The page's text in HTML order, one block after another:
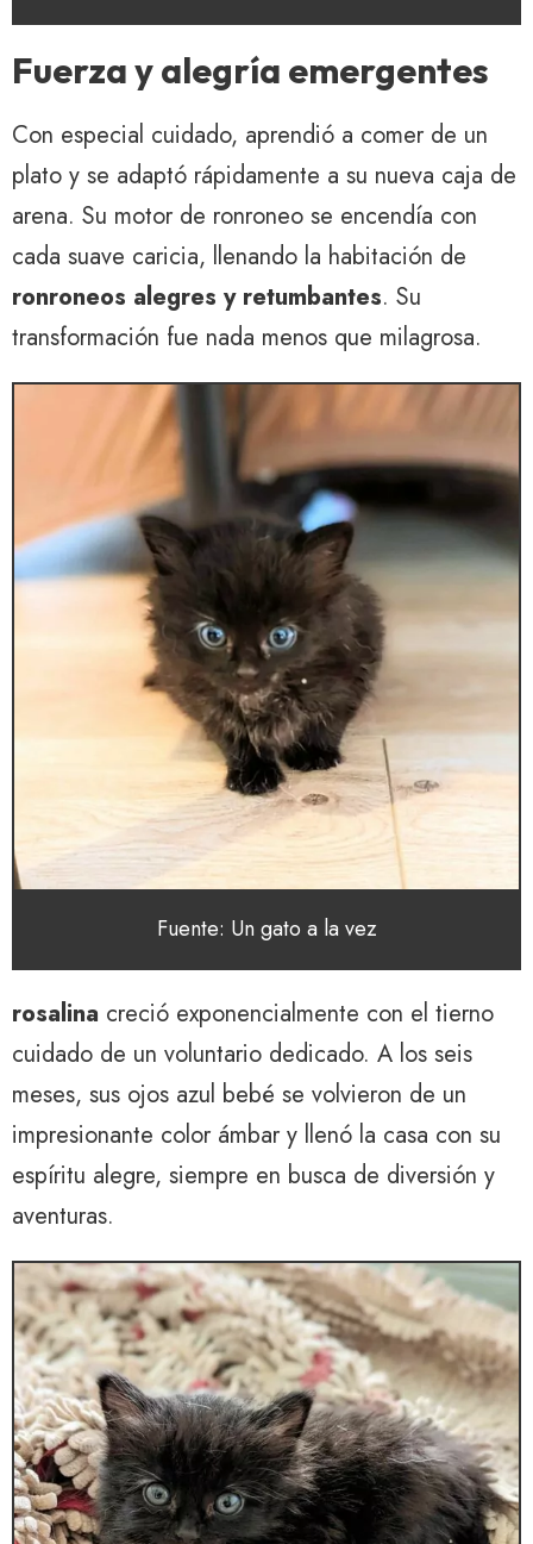
Fuerza y ​​alegría emergentes
Con especial cuidado, aprendió a comer de un
plato y se adaptó rápidamente a su nueva caja de
arena. Su motor de ronroneo se encendía con
cada suave caricia, llenando la habitación de
ronroneos alegres y retumbantes. Su
transformación fue nada menos que milagrosa.
Fuente: Un gato a la vez
rosalina creció exponencialmente con el tierno
cuidado de un voluntario dedicado. A los seis
meses, sus ojos azul bebé se volvieron de un
impresionante color ámbar y llenó la casa con su
espíritu alegre, siempre en busca de diversión y
aventuras.